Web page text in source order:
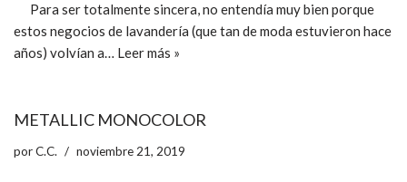
Para ser totalmente sincera, no entendía muy bien porque
estos negocios de lavandería (que tan de moda estuvieron hace
años) volvían a… Leer más »
METALLIC MONOCOLOR
porC.C. noviembre 21, 2019